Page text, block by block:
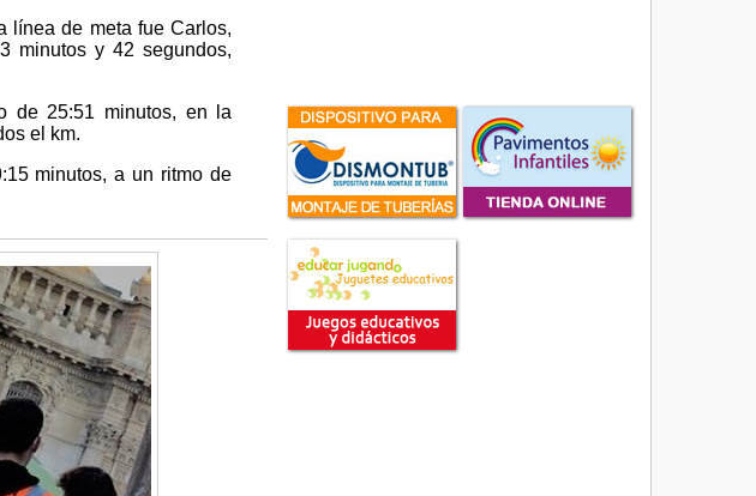
línea de meta fue Carlos,
minutos y 42 segundos,
de 25:51 minutos, en la
el km.
minutos, a un ritmo de